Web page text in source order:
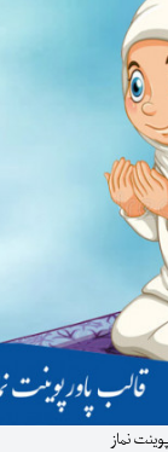
نماز